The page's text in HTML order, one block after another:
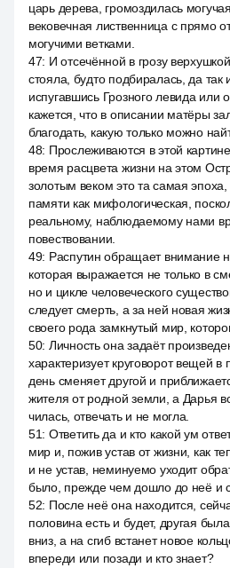
царь дерева, громоздилась
вековечная лиственница с прямо
могучими ветками.
47: И отсечённой в грозу
стояла, будто подбиралась, да так
испугавшись Грозного левида или
кажется, что в описании матёры
благодать, какую только можно
48: Прослеживаются в этой
время расцвета жизни на этом
золотым веком это та самая эпоха,
памяти как мифологическая,
реальному, наблюдаемому нами
повествовании.
49: Распутин обращает внимание
которая выражается не только в
но и цикле человеческого
следует смерть, а за ней новая
своего рода замкнутый мир,
50: Личность она задаёт
характеризует круговорот вещей
день сменяет другой и
жителя от родной земли, а Дарья
чилась, отвечать и не могла.
51: Ответить да и кто какой ум
мир и, пожив устав от жизни, как
и не устав, неминуемо уходит
было, прежде чем дошло до неё и
52: После неё она находится,
половина есть и будет, другая
вниз, а на сгиб встанет новое
впереди или позади и кто знает?